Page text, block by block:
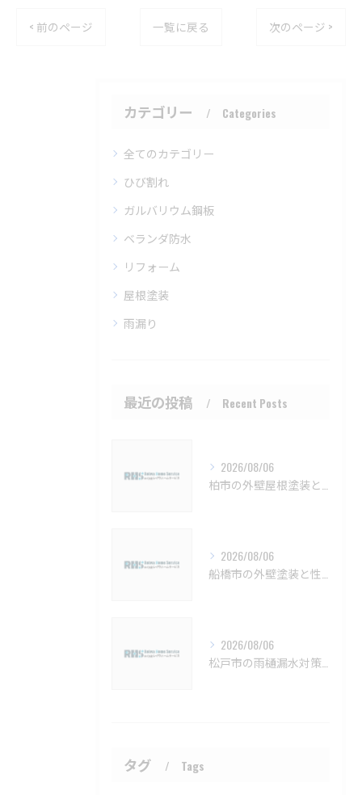
< 前のページ 一覧に戻る 次のページ >
カテゴリー Categories
全てのカテゴリー
ひび割れ
ガルバリウム鋼板
ベランダ防水
リフォーム
屋根塗装
雨漏り
最近の投稿 Recent Posts
2026/08/06
2026/08/06
2026/08/06
タグ Tags